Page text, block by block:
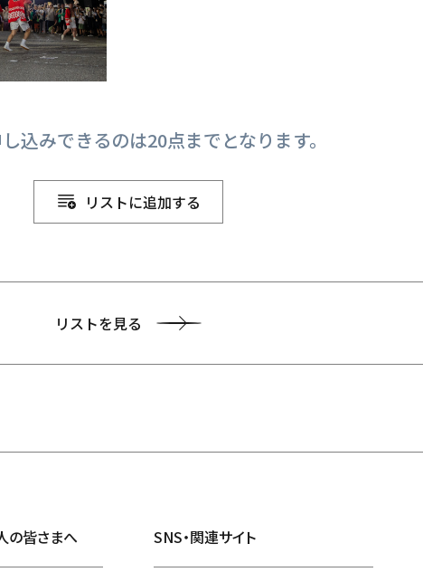
込みできるのは20点までとなります。
リストに追加する
リストを見る
の皆さまへ SNS・関連サイト